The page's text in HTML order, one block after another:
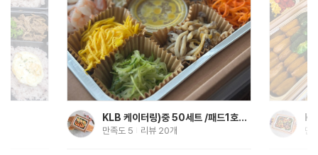
KLB 케이터링)대 50세트 /패드3호별매
만족도 4.9 리뷰145
파
만